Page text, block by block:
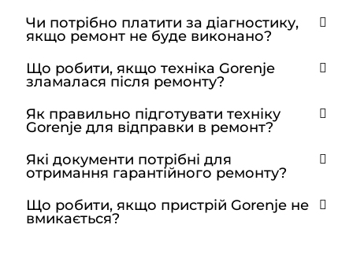
Чи потрібно платити за діагностику,
якщо ремонт не буде виконано?
Що робити, якщо техніка Gorenje
зламалася після ремонту?
Як правильно підготувати техніку
Gorenje для відправки в ремонт?
Які документи потрібні для
отримання гарантійного ремонту?
Що робити, якщо пристрій Gorenje не
вмикається?